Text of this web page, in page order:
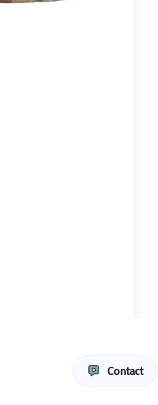
Contact